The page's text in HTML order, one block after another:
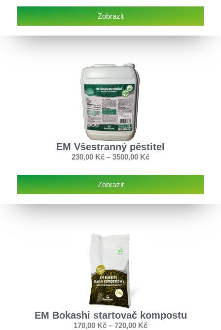
Zobrazit
EM Všestranný pěstitel
230,00 Kč – 3500,00 Kč
Zobrazit
EM Bokashi startovač kompostu
170,00 Kč – 720,00 Kč